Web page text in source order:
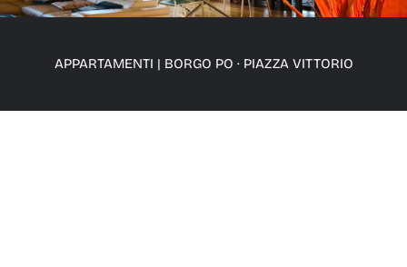
APPARTAMENTI | BORGO PO · PIAZZA VITTORIO